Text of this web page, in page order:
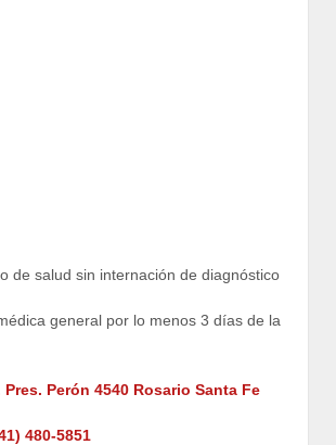
de salud sin internación de diagnóstico
general por lo menos 3 días de la
Pres. Perón 4540 Rosario Santa Fe
480-5851